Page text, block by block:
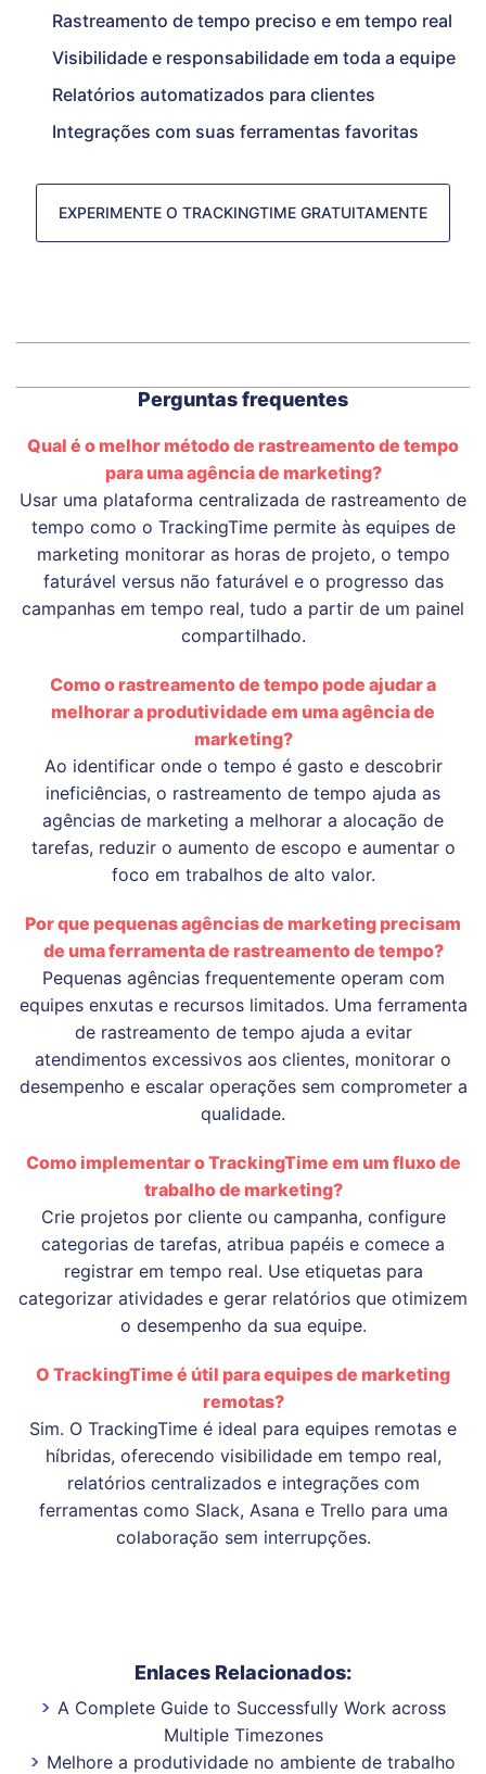
Rastreamento de tempo preciso e em tempo real
Visibilidade e responsabilidade em toda a equipe
Relatórios automatizados para clientes
Integrações com suas ferramentas favoritas
EXPERIMENTE O TRACKINGTIME GRATUITAMENTE
Perguntas frequentes
Qual é o melhor método de rastreamento de tempo
para uma agência de marketing?
Usar uma plataforma centralizada de rastreamento de
tempo como o TrackingTime permite às equipes de
marketing monitorar as horas de projeto, o tempo
faturável versus não faturável e o progresso das
campanhas em tempo real, tudo a partir de um painel
compartilhado.
Como o rastreamento de tempo pode ajudar a
melhorar a produtividade em uma agência de
marketing?
Ao identificar onde o tempo é gasto e descobrir
ineficiências, o rastreamento de tempo ajuda as
agências de marketing a melhorar a alocação de
tarefas, reduzir o aumento de escopo e aumentar o
foco em trabalhos de alto valor.
Por que pequenas agências de marketing precisam
de uma ferramenta de rastreamento de tempo?
Pequenas agências frequentemente operam com
equipes enxutas e recursos limitados. Uma ferramenta
de rastreamento de tempo ajuda a evitar
atendimentos excessivos aos clientes, monitorar o
desempenho e escalar operações sem comprometer a
qualidade.
Como implementar o TrackingTime em um fluxo de
trabalho de marketing?
Crie projetos por cliente ou campanha, configure
categorias de tarefas, atribua papéis e comece a
registrar em tempo real. Use etiquetas para
categorizar atividades e gerar relatórios que otimizem
o desempenho da sua equipe.
O TrackingTime é útil para equipes de marketing
remotas?
Sim. O TrackingTime é ideal para equipes remotas e
híbridas, oferecendo visibilidade em tempo real,
relatórios centralizados e integrações com
ferramentas como Slack, Asana e Trello para uma
colaboração sem interrupções.
Enlaces Relacionados:
A Complete Guide to Successfully Work across
Multiple Timezones
Melhore a produtividade no ambiente de trabalho